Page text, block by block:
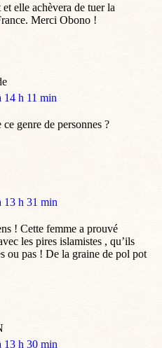
elle achèvera de tuer la
Merci Obono !
14 h 11 min
genre de personnes ?
13 h 31 min
! Cette femme a prouvé
les pires islamistes , qu’ils
ou pas ! De la graine de pol pot
13 h 30 min